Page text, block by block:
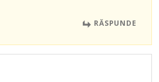
RĂSPUNDE